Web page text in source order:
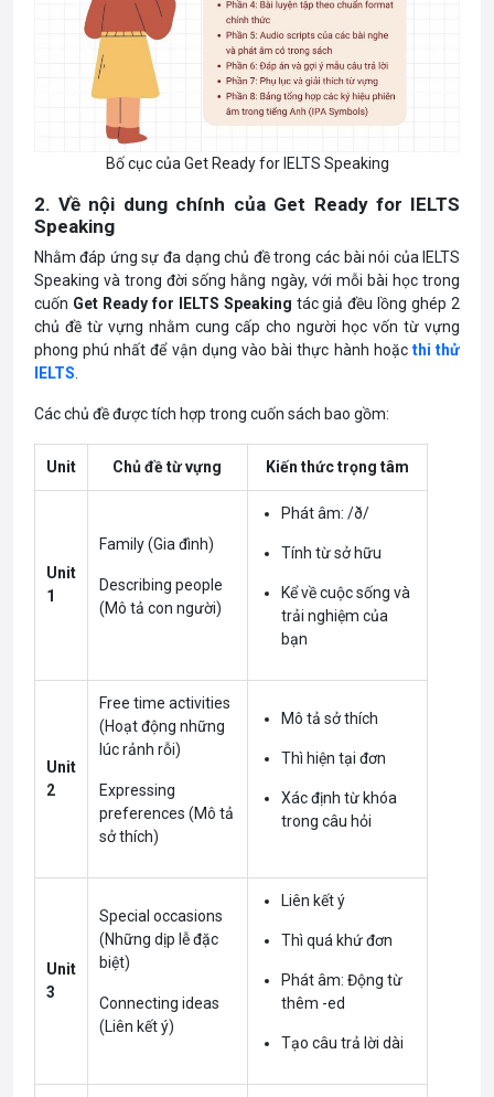
Bố cục của Get Ready for IELTS Speaking
2. Về nội dung chính của Get Ready for IELTS
Speaking
Nhằm đáp ứng sự đa dạng chủ đề trong các bài nói của IELTS
Speaking và trong đời sống hằng ngày, với mỗi bài học trong
cuốn Get Ready for IELTS Speaking tác giả đều lồng ghép 2
chủ đề từ vựng nhằm cung cấp cho người học vốn từ vựng
phong phú nhất để vận dụng vào bài thực hành hoặcthi thử
IELTS.
Các chủ đề được tích hợp trong cuốn sách bao gồm:
Unit Chủ đề từ vựng Kiến thức trọng tâm
Unit
1
Family (Gia đình)
Describing people
(Mô tả con người)
Phát âm: /ð/
Tính từ sở hữu
Kể về cuộc sống và
trải nghiệm của
bạn
Unit
2
Free time activities
(Hoạt động những
lúc rảnh rỗi)
Expressing
preferences (Mô tả
sở thích)
Mô tả sở thích
Thì hiện tại đơn
Xác định từ khóa
trong câu hỏi
Unit
3
Special occasions
(Những dịp lễ đặc
biệt)
Connecting ideas
(Liên kết ý)
Liên kết ý
Thì quá khứ đơn
Phát âm: Động từ
thêm -ed
Tạo câu trả lời dài